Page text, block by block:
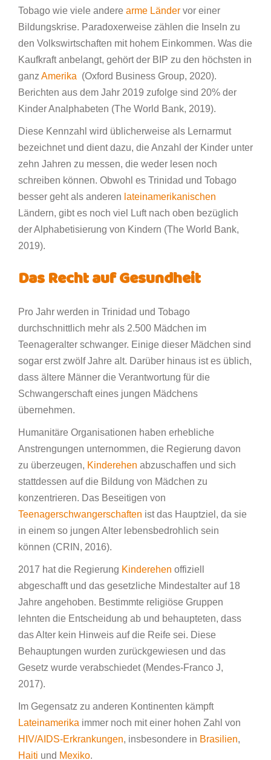
Tobago wie viele andere arme Länder vor einer
Bildungskrise. Paradoxerweise zählen die Inseln zu
den Volkswirtschaften mit hohem Einkommen. Was die
Kaufkraft anbelangt, gehört der BIP zu den höchsten in
ganz Amerika (Oxford Business Group, 2020).
Berichten aus dem Jahr 2019 zufolge sind 20% der
Kinder Analphabeten (The World Bank, 2019).
Diese Kennzahl wird üblicherweise als Lernarmut
bezeichnet und dient dazu, die Anzahl der Kinder unter
zehn Jahren zu messen, die weder lesen noch
schreiben können. Obwohl es Trinidad und Tobago
besser geht als anderen lateinamerikanischen
Ländern, gibt es noch viel Luft nach oben bezüglich
der Alphabetisierung von Kindern (The World Bank,
2019).
Das Recht auf Gesundheit
Pro Jahr werden in Trinidad und Tobago
durchschnittlich mehr als 2.500 Mädchen im
Teenageralter schwanger. Einige dieser Mädchen sind
sogar erst zwölf Jahre alt. Darüber hinaus ist es üblich,
dass ältere Männer die Verantwortung für die
Schwangerschaft eines jungen Mädchens
übernehmen.
Humanitäre Organisationen haben erhebliche
Anstrengungen unternommen, die Regierung davon
zu überzeugen, Kinderehen abzuschaffen und sich
stattdessen auf die Bildung von Mädchen zu
konzentrieren. Das Beseitigen von
Teenagerschwangerschaften ist das Hauptziel, da sie
in einem so jungen Alter lebensbedrohlich sein
können (CRIN, 2016).
2017 hat die Regierung Kinderehen offiziell
abgeschafft und das gesetzliche Mindestalter auf 18
Jahre angehoben. Bestimmte religiöse Gruppen
lehnten die Entscheidung ab und behaupteten, dass
das Alter kein Hinweis auf die Reife sei. Diese
Behauptungen wurden zurückgewiesen und das
Gesetz wurde verabschiedet (Mendes-Franco J,
2017).
Im Gegensatz zu anderen Kontinenten kämpft
Lateinamerika immer noch mit einer hohen Zahl von
HIV/AIDS-Erkrankungen, insbesondere in Brasilien,
Haiti und Mexiko.